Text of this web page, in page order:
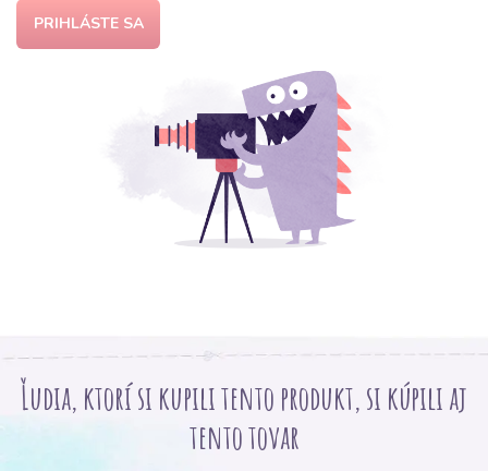
PRIHLÁSTE SA
Ľudia, ktorí si kupili tento produkt, si kúpili aj
tento tovar